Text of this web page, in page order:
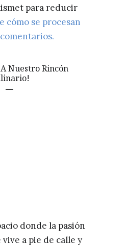
para reducir
cómo se procesan
Nuestro Rincón
donde la pasión
vive a pie de calle y